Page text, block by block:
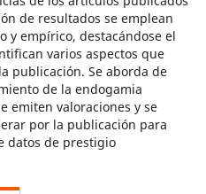
de resultados se emplean
y empírico, destacándose el
varios aspectos que
publicación. Se aborda de
de la endogamia
emiten valoraciones y se
por la publicación para
datos de prestigio